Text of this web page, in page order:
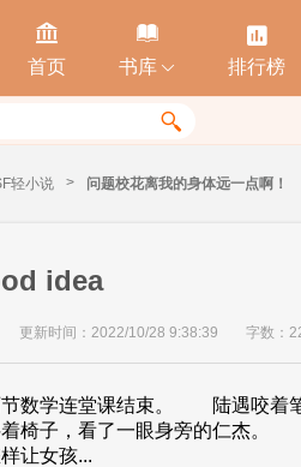

首页

书库 

排行榜

轻小说 > 问题校花离我的身体远一点啊！
idea
更新时间：2022/10/28 9:38:39 字数：
连堂课结束。 陆遇咬着笔帽
着椅子，看了一眼身旁的仁杰
让女孩...